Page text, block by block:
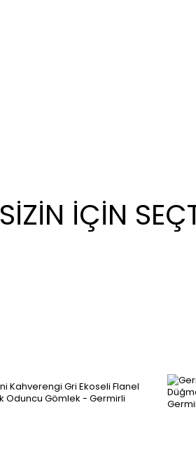
SİZİN İÇİN